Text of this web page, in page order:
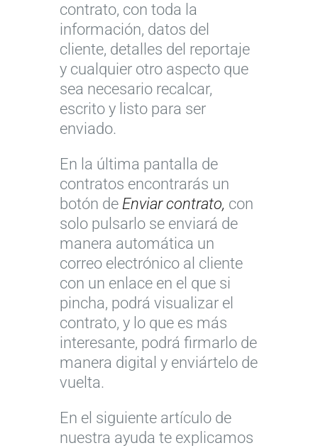
contrato, con toda la
información, datos del
cliente, detalles del reportaje
y cualquier otro aspecto que
sea necesario recalcar,
escrito y listo para ser
enviado.
En la última pantalla de
contratos encontrarás un
botón de Enviar contrato, con
solo pulsarlo se enviará de
manera automática un
correo electrónico al cliente
con un enlace en el que si
pincha, podrá visualizar el
contrato, y lo que es más
interesante, podrá firmarlo de
manera digital y enviártelo de
vuelta.
En el siguiente artículo de
nuestra ayuda te explicamos